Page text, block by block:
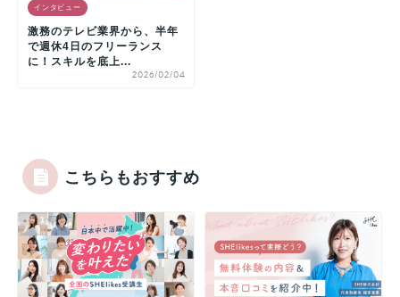
インタビュー
激務のテレビ業界から、半年
で週休4日のフリーランス
に！スキルを底上...
2026/02/04
こちらもおすすめ